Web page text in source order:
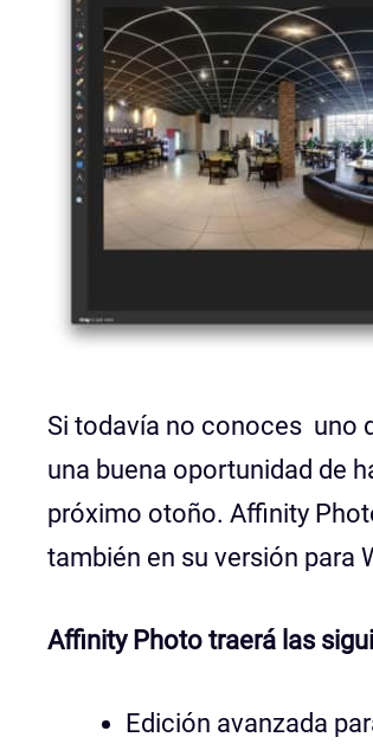
Si todavía no conoces uno
una buena oportunidad de
próximo otoño. Affinity
también en su versión para
Affinity Photo traerá las
Edición avanzada